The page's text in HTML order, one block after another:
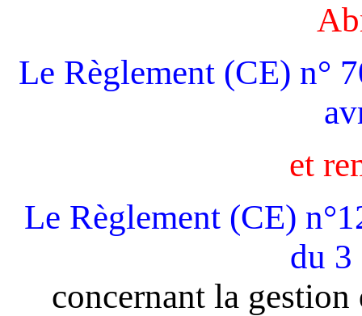
Le Règlement (CE) n°
et
Le Règlement (CE)
du 3
concernant la gestion